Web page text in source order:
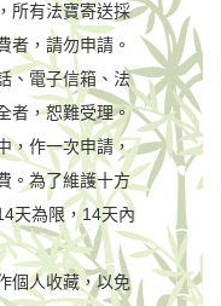
所有法寶寄送採
者，請勿申請。
、電子信箱、 法
者，恕難受理。
，作一次申請，
。為了維護十方
天為限，14天內
個人收藏，以免